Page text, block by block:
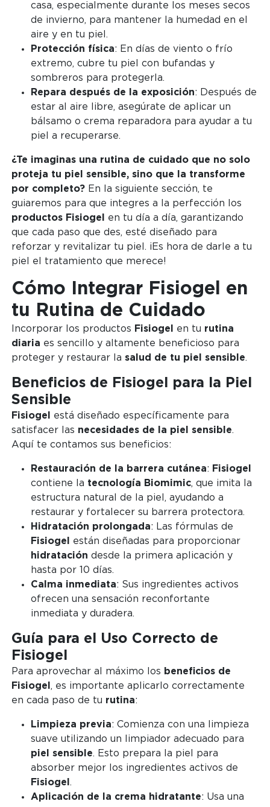
casa, especialmente durante los meses secos
de invierno, para mantener la humedad en el
aire y en tu piel.
Protección física: En días de viento o frío
extremo, cubre tu piel con bufandas y
sombreros para protegerla.
Repara después de la exposición: Después de
estar al aire libre, asegúrate de aplicar un
bálsamo o crema reparadora para ayudar a tu
piel a recuperarse.
¿Te imaginas una rutina de cuidado que no solo
proteja tu piel sensible, sino que la transforme
por completo?En la siguiente sección, te
guiaremos para que integres a la perfección los
productos Fisiogel
en tu día a día, garantizando
que cada paso que des, esté diseñado para
reforzar y revitalizar tu piel. ¡Es hora de darle a tu
piel el tratamiento que merece!
Cómo Integrar Fisiogel en
tu Rutina de Cuidado
Incorporar los productos Fisiogel en tu rutina
diaria es sencillo y altamente beneficioso para
proteger y restaurar la salud de tu piel sensible.
Beneficios de Fisiogel para la Piel
Sensible
Fisiogel
está diseñado específicamente para
satisfacer las necesidades de la piel sensible.
Aquí te contamos sus beneficios:
Restauración de la barrera cutánea: Fisiogel
contiene la tecnología Biomimic, que imita la
estructura natural de la piel, ayudando a
restaurar y fortalecer su barrera protectora.
Hidratación prolongada: Las fórmulas de
Fisiogel
están diseñadas para proporcionar
hidratación desde la primera aplicación y
hasta por 10 días.
Calma inmediata: Sus ingredientes activos
ofrecen una sensación reconfortante
inmediata y duradera.
Guía para el Uso Correcto de
Fisiogel
Para aprovechar al máximo los beneficios de
Fisiogel , es importante aplicarlo correctamente
en cada paso de tu rutina:
Limpieza previa: Comienza con una limpieza
suave utilizando un limpiador adecuado para
piel sensible. Esto prepara la piel para
absorber mejor los ingredientes activos de
Fisiogel .
Aplicación de la crema hidratante: Usa una